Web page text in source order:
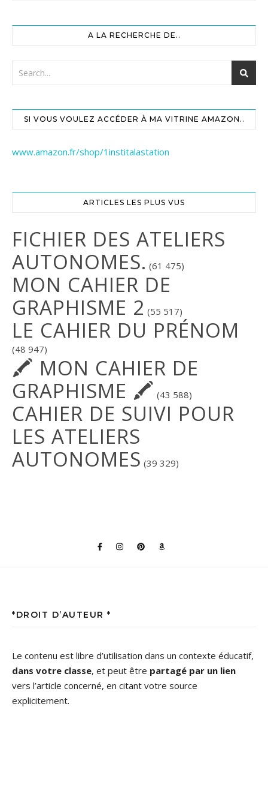
A LA RECHERCHE DE..
SI VOUS VOULEZ ACCÉDER À MA VITRINE AMAZON..
www.amazon.fr/shop/1institalastation
ARTICLES LES PLUS VUS
FICHIER DES ATELIERS
AUTONOMES. (61 475)
MON CAHIER DE
GRAPHISME 2 (55 517)
LE CAHIER DU PRÉNOM
(48 947)
🖍 MON CAHIER DE
GRAPHISME 🖍 (43 588)
CAHIER DE SUIVI POUR
LES ATELIERS
AUTONOMES (39 329)
*DROIT D’AUTEUR *
Le contenu est libre d’utilisation dans un contexte éducatif,
dans votre classe, et peut être partagé par un lien
vers l’article concerné, en citant votre source
explicitement.